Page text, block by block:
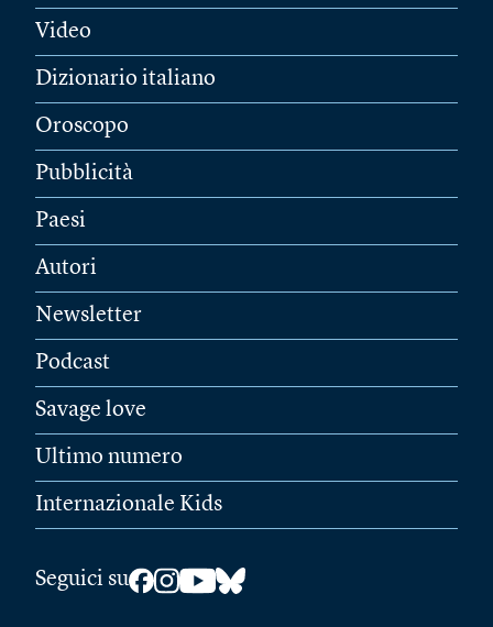
Video
Dizionario italiano
Oroscopo
Pubblicità
Paesi
Autori
Newsletter
Podcast
Savage love
Ultimo numero
Internazionale Kids
Seguici su